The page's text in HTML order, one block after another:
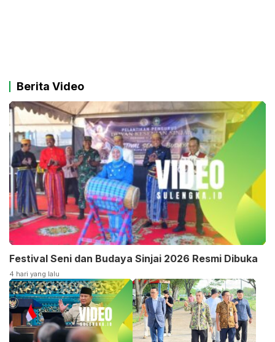
Berita Video
Festival Seni dan Budaya Sinjai 2026 Resmi Dibuka
4 hari yang lalu